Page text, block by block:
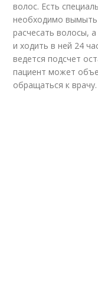
волос. Есть
необходимо
расчесать волосы,
и ходить в ней 24
ведется подсчет
пациент может
обращаться к врачу.